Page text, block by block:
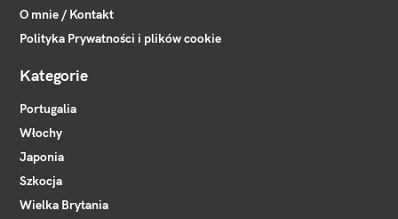
O mnie / Kontakt
Polityka Prywatności i plików cookie
Kategorie
Portugalia
Włochy
Japonia
Szkocja
Wielka Brytania